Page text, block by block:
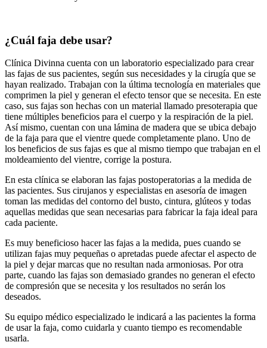
¿Cuál faja debe usar?
Clínica Divinna cuenta con un laboratorio especializado para crear
las fajas de sus pacientes, según sus necesidades y la cirugía que se
hayan realizado. Trabajan con la última tecnología en materiales que
comprimen la piel y generan el efecto tensor que se necesita. En este
caso, sus fajas son hechas con un material llamado presoterapia que
tiene múltiples beneficios para el cuerpo y la respiración de la piel.
Así mismo, cuentan con una lámina de madera que se ubica debajo
de la faja para que el vientre quede completamente plano. Uno de
los beneficios de sus fajas es que al mismo tiempo que trabajan en el
moldeamiento del vientre, corrige la postura.
En esta clínica se elaboran las fajas postoperatorias a la medida de
las pacientes. Sus cirujanos y especialistas en asesoría de imagen
toman las medidas del contorno del busto, cintura, glúteos y todas
aquellas medidas que sean necesarias para fabricar la faja ideal para
cada paciente.
Es muy beneficioso hacer las fajas a la medida, pues cuando se
utilizan fajas muy pequeñas o apretadas puede afectar el aspecto de
la piel y dejar marcas que no resultan nada armoniosas. Por otra
parte, cuando las fajas son demasiado grandes no generan el efecto
de compresión que se necesita y los resultados no serán los
deseados.
Su equipo médico especializado le indicará a las pacientes la forma
de usar la faja, como cuidarla y cuanto tiempo es recomendable
usarla.